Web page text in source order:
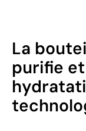
La
purifie